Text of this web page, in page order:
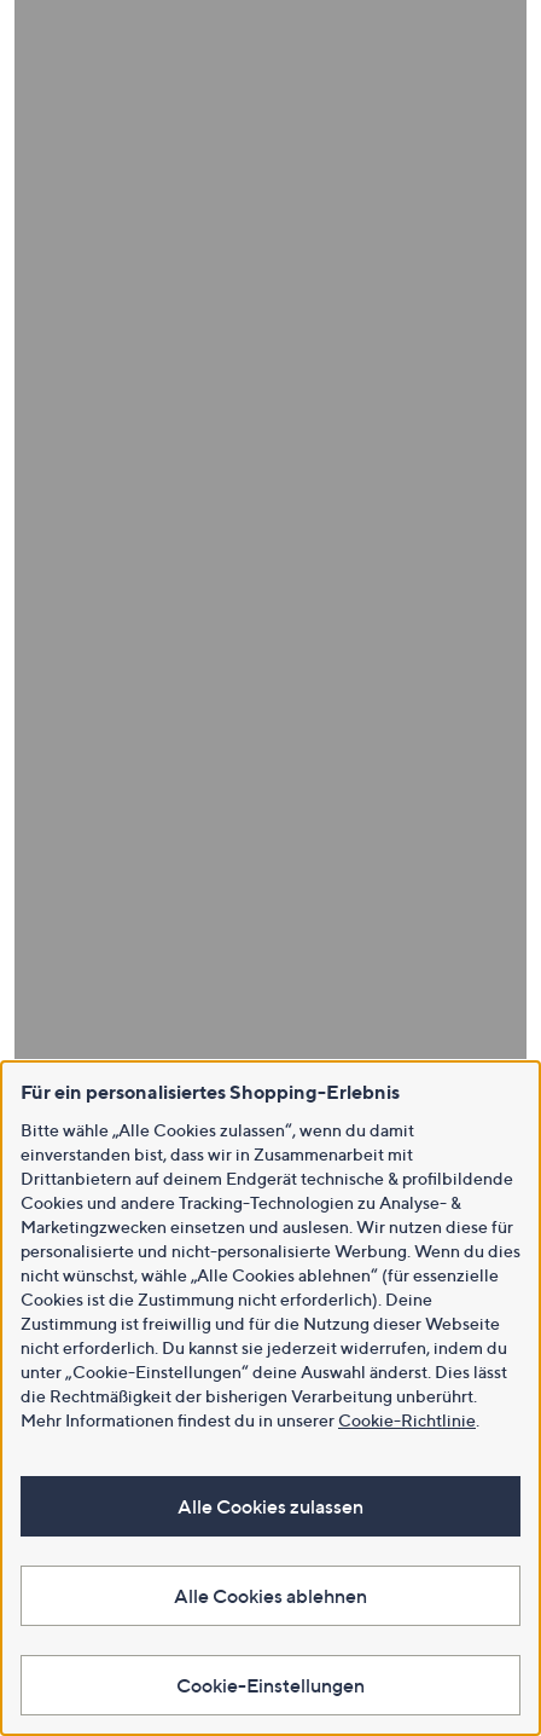
Für ein personalisiertes Shopping-Erlebnis
Bitte wähle „Alle Cookies zulassen“, wenn du damit
einverstanden bist, dass wir in Zusammenarbeit mit
Drittanbietern auf deinem Endgerät technische & profilbildende
Cookies und andere Tracking-Technologien zu Analyse- &
Marketingzwecken einsetzen und auslesen. Wir nutzen diese für
personalisierte und nicht-personalisierte Werbung. Wenn du dies
nicht wünschst, wähle „Alle Cookies ablehnen“ (für essenzielle
Cookies ist die Zustimmung nicht erforderlich). Deine
Zustimmung ist freiwillig und für die Nutzung dieser Webseite
nicht erforderlich. Du kannst sie jederzeit widerrufen, indem du
unter „Cookie-Einstellungen“ deine Auswahl änderst. Dies lässt
die Rechtmäßigkeit der bisherigen Verarbeitung unberührt.
Mehr Informationen findest du in unsererCookie-Richtlinie
Alle Cookies zulassen
Alle Cookies ablehnen
Cookie-Einstellungen